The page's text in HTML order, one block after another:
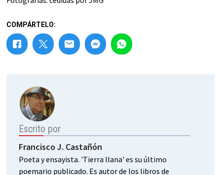
COMPÁRTELO:
Escrito por
Francisco J. Castañón
Poeta y ensayista. 'Tierra llana' es su último
poemario publicado. Es autor de los libros de